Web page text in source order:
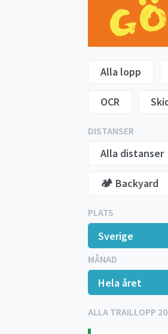
Alla lopp
OCR
DISTANSER
Alla distanser
🏕️ Backyard
PLATS
MÅNAD
ALLA TRAILLOPP